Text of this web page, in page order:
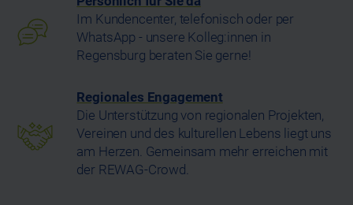
Im Kundencenter, telefonisch oder per
WhatsApp - unsere Kolleg:innen in
Regensburg beraten Sie gerne!
Regionales Engagement
Die Unterstützung von regionalen Projekten,
Vereinen und des kulturellen Lebens liegt uns
am Herzen. Gemeinsam mehr erreichen mit
der REWAG-Crowd.